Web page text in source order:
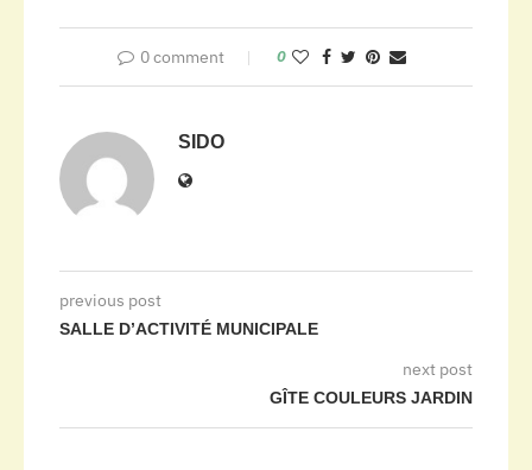
0 comment 0
SIDO
previous post
SALLE D’ACTIVITÉ MUNICIPALE
next post
GÎTE COULEURS JARDIN